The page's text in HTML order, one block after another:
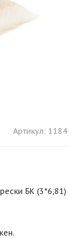
Артикул: 1184
БК (3*6,81)